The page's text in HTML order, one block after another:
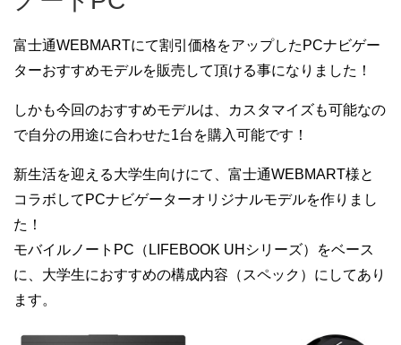
富士通WEBMARTにて割引価格をアップしたPCナビゲー
ターおすすめモデルを販売して頂ける事になりました！
しかも今回のおすすめモデルは、カスタマイズも可能なの
で自分の用途に合わせた1台を購入可能です！
新生活を迎える大学生向けにて、富士通WEBMART様と
コラボしてPCナビゲーターオリジナルモデルを作りまし
た！
モバイルノートPC（LIFEBOOK UHシリーズ）をベース
に、大学生におすすめの構成内容（スペック）にしてあり
ます。